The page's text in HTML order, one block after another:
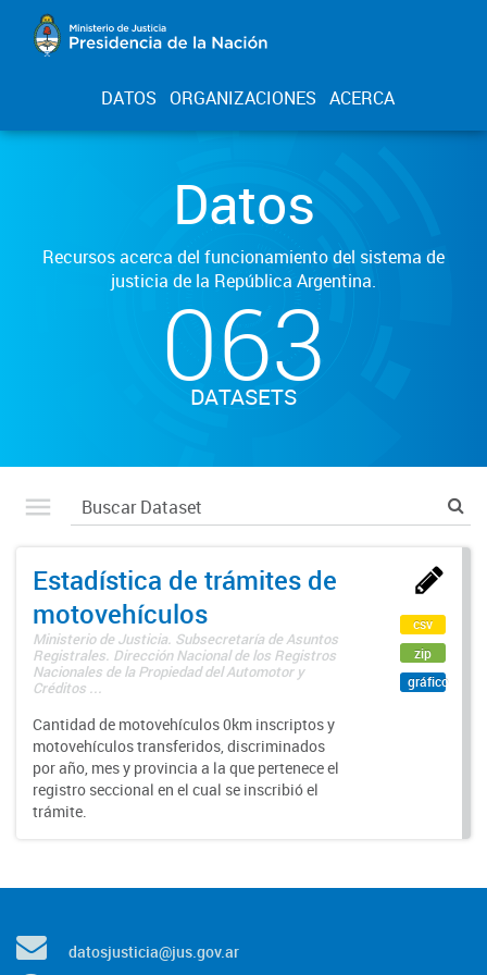
DATOS ORGANIZACIONES ACERCA
Datos
Recursos acerca del funcionamiento del sistema de
justicia de la República Argentina.
063
DATASETS
Estadística de trámites de
motovehículos
Ministerio de Justicia. Subsecretaría de Asuntos
Registrales. Dirección Nacional de los Registros
Nacionales de la Propiedad del Automotor y
Créditos ...
Cantidad de motovehículos 0km inscriptos y
motovehículos transferidos, discriminados
por año, mes y provincia a la que pertenece el
registro seccional en el cual se inscribió el
trámite.
csv
zip
gráfico
datosjusticia@jus.gov.ar